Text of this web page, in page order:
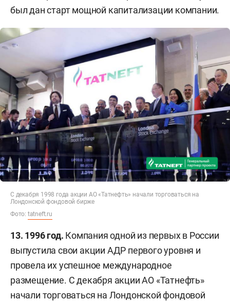
был дан старт мощной капитализации компании.
С декабря 1998 года акции АО «Татнефть» начали торговаться на
Лондонской фондовой бирже
Фото: tatneft.ru
13. 1996 год. Компания одной из первых в России
выпустила свои акции АДР первого уровня и
провела их успешное международное
размещение. С декабря акции АО «Татнефть»
начали торговаться на Лондонской фондовой